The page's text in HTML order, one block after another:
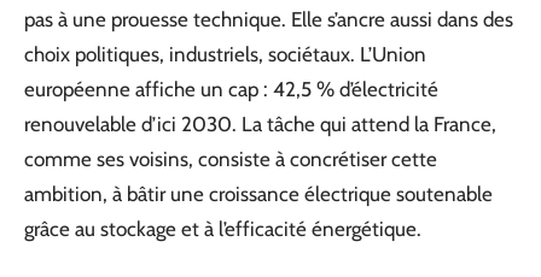
pas à une prouesse technique. Elle s’ancre aussi dans des
choix politiques, industriels, sociétaux. L’Union
européenne affiche un cap : 42,5 % d’électricité
renouvelable d’ici 2030. La tâche qui attend la France,
comme ses voisins, consiste à concrétiser cette
ambition, à bâtir une croissance électrique soutenable
grâce au stockage et à l’efficacité énergétique.